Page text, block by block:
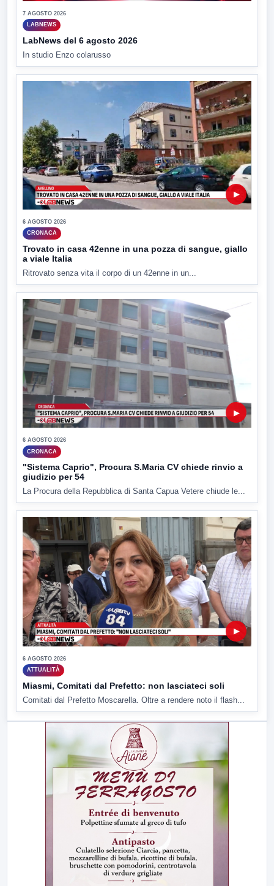
7 AGOSTO 2026
LABNEWS
LabNews del 6 agosto 2026
In studio Enzo colarusso
▶
6 AGOSTO 2026
CRONACA
Trovato in casa 42enne in una pozza di sangue, giallo
a viale Italia
Ritrovato senza vita il corpo di un 42enne in un...
▶
6 AGOSTO 2026
CRONACA
"Sistema Caprio", Procura S.Maria CV chiede rinvio a
giudizio per 54
La Procura della Repubblica di Santa Capua Vetere chiude le...
▶
6 AGOSTO 2026
ATTUALITÀ
Miasmi, Comitati dal Prefetto: non lasciateci soli
Comitati dal Prefetto Moscarella. Oltre a rendere noto il flash...